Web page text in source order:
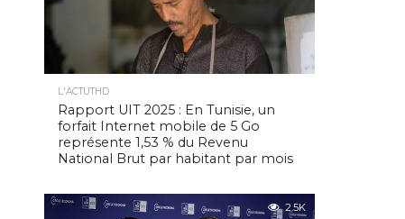
L'ACTUTHD
Rapport UIT 2025 : En Tunisie, un
forfait Internet mobile de 5 Go
représente 1,53 % du Revenu
National Brut par habitant par mois
2.5K